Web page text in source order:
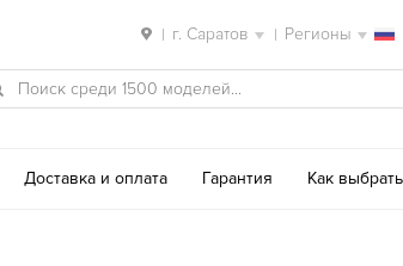
| г. Саратов | Регионы
Доставка и оплата Гарантия Как